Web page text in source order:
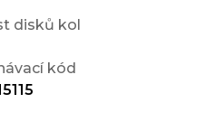
disků kol
kód